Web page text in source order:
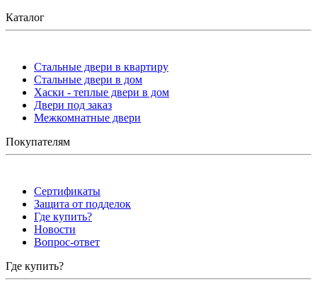
Каталог
Стальные двери в квартиру
Стальные двери в дом
Хаски - теплые двери в дом
Двери под заказ
Межкомнатные двери
Покупателям
Сертификаты
Защита от подделок
Где купить?
Новости
Вопрос-ответ
Где купить?